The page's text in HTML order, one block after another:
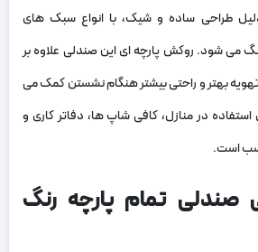
طراحی ساده و شیک، با انواع سبک ‌های
می ‌شود. روکش پارچه ‌ای این صندلی علاوه بر
بهتر و راحتی بیشتر هنگام نشستن کمک می‌
در منازل، کافی ‌شاپ ‌ها، دفاتر کاری و
است.
تمام پارچه رنگ